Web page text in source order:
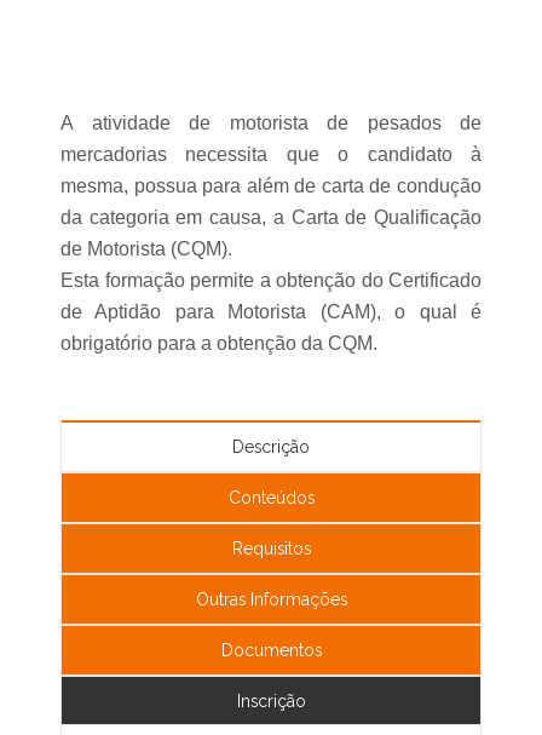
A atividade de motorista de pesados de
mercadorias necessita que o candidato à
mesma, possua para além de carta de condução
da categoria em causa, a Carta de Qualificação
de Motorista (CQM).
Esta formação permite a obtenção do Certificado
de Aptidão para Motorista (CAM), o qual é
obrigatório para a obtenção da CQM.
Descrição
Conteúdos
Requisitos
Outras Informações
Documentos
Inscrição